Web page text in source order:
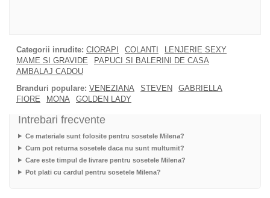
Categorii inrudite: CIORAPI COLANTI
LENJERIE SEXY
MAME SI GRAVIDE
PAPUCI SI BALERINI DE CASA
AMBALAJ CADOU
Branduri populare: VENEZIANA STEVEN
GABRIELLA
FIORE
MONA GOLDEN LADY
Intrebari frecvente
Ce materiale sunt folosite pentru sosetele Milena?
Cum pot returna sosetele daca nu sunt multumit?
Care este timpul de livrare pentru sosetele Milena?
Pot plati cu cardul pentru sosetele Milena?